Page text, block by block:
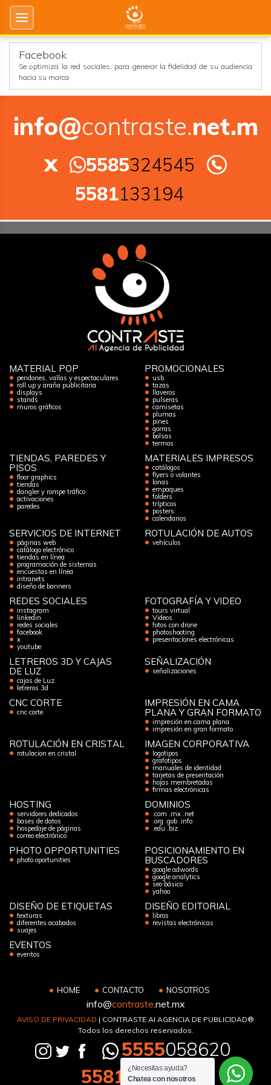
Facebook
Se optimiza la red sociales, para generar la fidelidad de su audiencia
hacia su marca.
info@contraste.net.m
x
5585324545
5581133194
MATERIAL POP
pendones, vallas y espectaculares
roll up y araña publicitaria
displays
stands
muros gráficos
PROMOCIONALES
usb
tazas
llaveros
pulseras
camisetas
plumas
pines
gorras
bolsas
termos
TIENDAS, PAREDES Y
PISOS
floor graphics
tiendas
dangler y rompe tráfico
activaciones
paredes
MATERIALES IMPRESOS
catálogos
flyers o volantes
lonas
empaques
folders
trípticos
posters
calendarios
SERVICIOS DE INTERNET
páginas web
catálogo electrónico
tiendas en línea
programación de sistemas
encuestas en línea
intranets
diseño de banners
ROTULACIÓN DE AUTOS
vehículos
REDES SOCIALES
instagram
linkedin
redes sociales
facebook
x
youtube
FOTOGRAFÍA Y VIDEO
tours virtual
Videos
fotos con drone
photoshooting
presentaciones electrónicas
LETREROS 3D Y CAJAS
DE LUZ
cajas de Luz
letreros 3d
SEÑALIZACIÓN
señalizaciones
CNC CORTE
cnc corte
IMPRESIÓN EN CAMA
PLANA Y GRAN FORMATO
impresión en cama plana
impresión en gran formato
ROTULACIÓN EN CRISTAL
rotulacion en cristal
IMAGEN CORPORATIVA
logotipos
grafotipos
manuales de identidad
tarjetas de presentación
hojas membretadas
firmas electrónicas
HOSTING
servidores dedicados
bases de datos
hospedaje de páginas
correo electrónico
DOMINIOS
.com .mx .net
.org .gob .info
.edu .biz
PHOTO OPPORTUNITIES
photo oportunities
POSICIONAMIENTO EN
BUSCADORES
google adwords
google analytics
seo básico
yahoo
DISEÑO DE ETIQUETAS
texturas
diferentes acabados
suajes
DISEÑO EDITORIAL
libros
revistas electrónicas
EVENTOS
eventos
HOME CONTACTO NOSOTROS
info@contraste.net.mx
AVISO DE PRIVACIDAD | CONTRASTE AI AGENCIA DE PUBLICIDAD®
Todos los derechos reservados.
5555058620
5581 133194
¿Necesitas ayuda?
Chatea con nosotros